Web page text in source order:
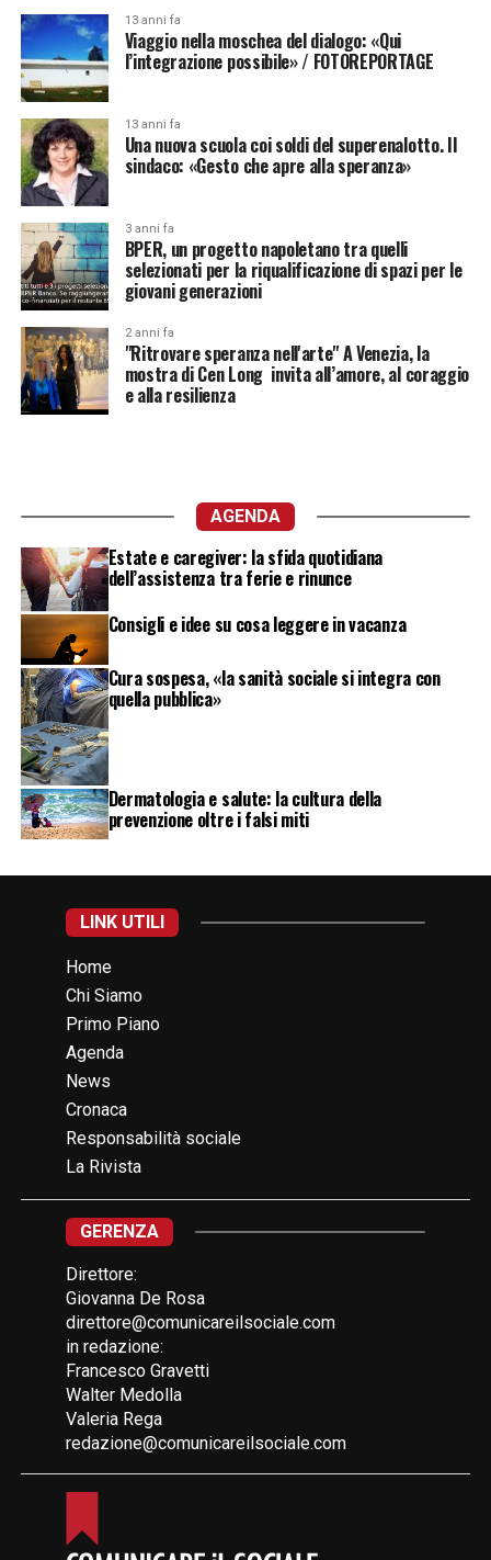
13 anni fa
Viaggio nella moschea del dialogo: «Qui
l’integrazione possibile» / FOTOREPORTAGE
13 anni fa
Una nuova scuola coi soldi del superenalotto. Il
sindaco: «Gesto che apre alla speranza»
3 anni fa
BPER, un progetto napoletano tra quelli
selezionati per la riqualificazione di spazi per le
giovani generazioni
2 anni fa
"Ritrovare speranza nell'arte" A Venezia, la
mostra di Cen Long invita all’amore, al coraggio
e alla resilienza
AGENDA
Estate e caregiver: la sfida quotidiana
dell’assistenza tra ferie e rinunce
Consigli e idee su cosa leggere in vacanza
Cura sospesa, «la sanità sociale si integra con
quella pubblica»
Dermatologia e salute: la cultura della
prevenzione oltre i falsi miti
LINK UTILI
Home
Chi Siamo
Primo Piano
Agenda
News
Cronaca
Responsabilità sociale
La Rivista
GERENZA
Direttore:
Giovanna De Rosa
direttore@comunicareilsociale.com
in redazione:
Francesco Gravetti
Walter Medolla
Valeria Rega
redazione@comunicareilsociale.com